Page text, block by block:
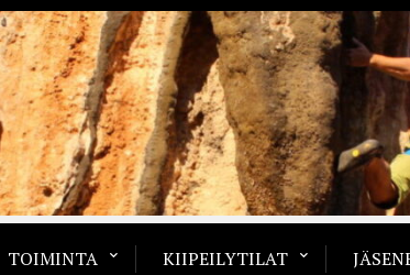
TOIMINTA KIIPEILYTILAT